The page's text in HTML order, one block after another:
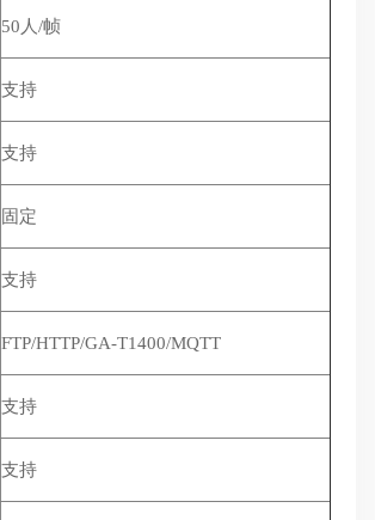
50人/帧
支持
支持
固定
支持
FTP/HTTP/GA-T1400/MQTT
支持
支持